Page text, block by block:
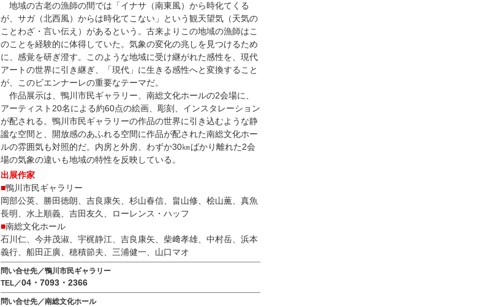
地域の古老の漁師の間では「イナサ（南東風）から時化てくる
が、サガ（北西風）からは時化てこない」という観天望気（天気の
ことわざ・言い伝え）があるという。古来よりこの地域の漁師はこ
のことを経験的に体得していた。気象の変化の兆しを見つけるため
に、感覚を研ぎ澄す。このような地域に受け継がれた感性を、現代
アートの世界に引き継ぎ、「現代」に生きる感性へと変換すること
が、このビエンナーレの重要なテーマだ。
作品展示は、鴨川市民ギャラリー、南総文化ホールの2会場に、
アーティスト20名による約60点の絵画、彫刻、インスタレーション
が配される。鴨川市民ギャラリーの作品の世界に引き込むような静
謐な空間と、開放感のあふれる空間に作品が配された南総文化ホー
ルの雰囲気も対照的だ。内房と外房、わずか30㎞ばかり離れた2会
場の気象の違いも地域の特性を反映している。
出展作家
■鴨川市民ギャラリー
岡部公英、勝田徳朗、吉良康矢、杉山春信、畠山修、桧山薫、真魚
長明、水上順義、吉田友久、ローレンス・ハッフ
■南総文化ホール
石川仁、今井茂淑、宇梶静江、吉良康矢、柴﨑孝雄、中村岳、浜本
義行、船田正廣、穂積節夫、三浦健一、山口マオ
問い合せ先／鴨川市民ギャラリー
TEL／04・7093・2366
問い合せ先／南総文化ホール